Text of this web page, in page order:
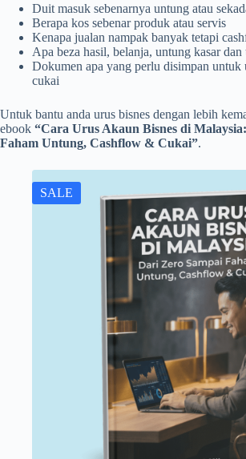
Duit masuk sebenarnya untung atau
Berapa kos sebenar produk atau servis
Kenapa jualan nampak banyak tetapi
Apa beza hasil, belanja, untung kasar dan
Dokumen apa yang perlu disimpan untuk
cukai
Untuk bantu anda urus bisnes dengan lebih
ebook “Cara Urus Akaun Bisnes di
Faham Untung, Cashflow & Cukai”.
SALE